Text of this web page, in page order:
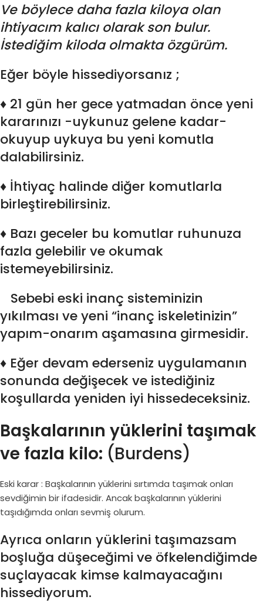
Ve böylece daha fazla kiloya olan
ihtiyacım kalıcı olarak son bulur.
İstediğim kiloda olmakta özgürüm.
Eğer böyle hissediyorsanız ;
♦ 21 gün her gece yatmadan önce yeni
kararınızı -uykunuz gelene kadar-
okuyup uykuya bu yeni komutla
dalabilirsiniz.
♦ İhtiyaç halinde diğer komutlarla
birleştirebilirsiniz.
♦ Bazı geceler bu komutlar ruhunuza
fazla gelebilir ve okumak
istemeyebilirsiniz.
Sebebi eski inanç sisteminizin
yıkılması ve yeni “inanç iskeletinizin”
yapım-onarım aşamasına girmesidir.
♦ Eğer devam ederseniz uygulamanın
sonunda değişecek ve istediğiniz
koşullarda yeniden iyi hissedeceksiniz.
Başkalarının yüklerini taşımak
ve fazla kilo: (Burdens)
Eski karar : Başkalarının yüklerini sırtımda taşımak onları
sevdiğimin bir ifadesidir. Ancak başkalarının yüklerini
taşıdığımda onları sevmiş olurum.
Ayrıca onların yüklerini taşımazsam
boşluğa düşeceğimi ve öfkelendiğimde
suçlayacak kimse kalmayacağını
hissediyorum.